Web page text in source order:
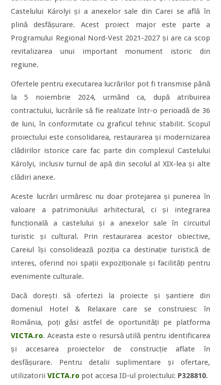
Castelului Károlyi și a anexelor sale din Carei se află în
plină desfășurare. Acest proiect major este parte a
Programului Regional Nord-Vest 2021-2027 și are ca scop
revitalizarea unui important monument istoric din
regiune.
Ofertele pentru executarea lucrărilor pot fi transmise până
la 5 noiembrie 2024, urmând ca, după atribuirea
contractului, lucrările să fie realizate într-o perioadă de 36
de luni, în conformitate cu graficul tehnic stabilit. Scopul
proiectului este consolidarea, restaurarea și modernizarea
clădirilor istorice care fac parte din complexul Castelului
Károlyi, inclusiv turnul de apă din secolul al XIX-lea și alte
clădiri anexe.
Aceste lucrări urmăresc nu doar protejarea și punerea în
valoare a patrimoniului arhitectural, ci și integrarea
funcțională a castelului și a anexelor sale în circuitul
turistic și cultural. Prin restaurarea acestor obiective,
Careiul își consolidează poziția ca destinație turistică de
interes, oferind noi spații expoziționale și facilități pentru
evenimente culturale.
Dacă dorești să ofertezi la proiecte și șantiere din
domeniul Hotel & Relaxare care se construiesc în
România, poți găsi astfel de oportunități pe platforma
VICTA.ro. Aceasta este o resursă utilă pentru identificarea
și accesarea proiectelor de construcție aflate în
desfășurare. Pentru detalii suplimentare și ofertare,
utilizatoriiVICTA.ro pot accesa ID-ul proiectului: P328810.